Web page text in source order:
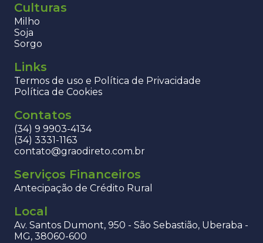
Culturas
Milho
Soja
Sorgo
Links
Termos de uso e Política de Privacidade
Política de Cookies
Contatos
(34) 9 9903-4134
(34) 3331-1163
contato@graodireto.com.br
Serviços Financeiros
Antecipação de Crédito Rural
Local
Av. Santos Dumont, 950 - São Sebastião, Uberaba -
MG, 38060-600